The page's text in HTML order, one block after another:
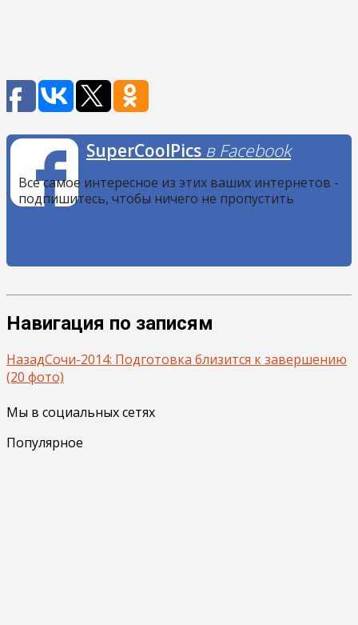
SuperCoolPics в Facebook
Все самое интересное из этих ваших интернетов -
подпишитесь, чтобы ничего не пропустить
Навигация по записям
НазадСочи-2014: Подготовка близится к завершению
(20 фото)
Мы в социальных сетях
Популярное